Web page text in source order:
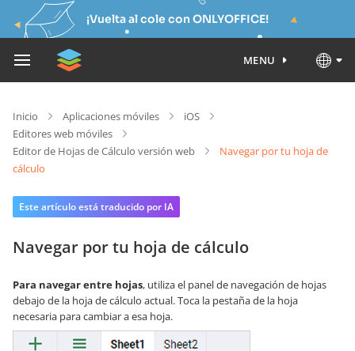
¡Vuelta al cole con ONLYOFFICE!
MENU
Inicio Aplicaciones móviles
iOS
Editores web móviles
Editor de Hojas de Cálculo versión web
Navegar por tu hoja de
cálculo
Este artículo está traducido por IA
Navegar por tu hoja de cálculo
Para navegar entre hojas, utiliza el panel de navegación de hojas
debajo de la hoja de cálculo actual. Toca la pestaña de la hoja
necesaria para cambiar a esa hoja.